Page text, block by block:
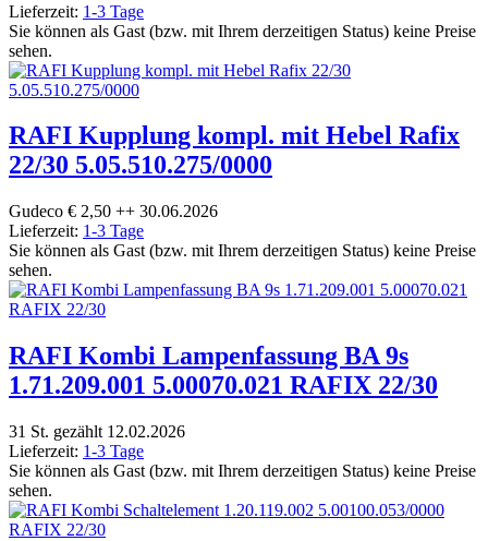
Lieferzeit: 1-3 Tage
Sie können als Gast (bzw. mit Ihrem derzeitigen Status) keine Preise
sehen.
RAFI Kupplung kompl. mit Hebel Rafix
22/30 5.05.510.275/0000
Gudeco € 2,50 ++ 30.06.2026
Lieferzeit: 1-3 Tage
Sie können als Gast (bzw. mit Ihrem derzeitigen Status) keine Preise
sehen.
RAFI Kombi Lampenfassung BA 9s
1.71.209.001 5.00070.021 RAFIX 22/30
31 St. gezählt 12.02.2026
Lieferzeit: 1-3 Tage
Sie können als Gast (bzw. mit Ihrem derzeitigen Status) keine Preise
sehen.